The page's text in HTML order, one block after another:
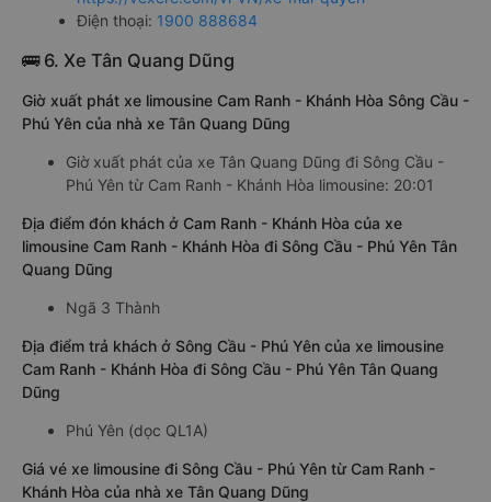
Điện thoại: 1900 888684
🚌 6. Xe Tân Quang Dũng
Giờ xuất phát xe limousine Cam Ranh - Khánh Hòa Sông Cầu -
Phú Yên của nhà xe Tân Quang Dũng
Giờ xuất phát của xe Tân Quang Dũng đi Sông Cầu -
Phú Yên từ Cam Ranh - Khánh Hòa limousine: 20:01
Địa điểm đón khách ở Cam Ranh - Khánh Hòa của xe
limousine Cam Ranh - Khánh Hòa đi Sông Cầu - Phú Yên Tân
Quang Dũng
Ngã 3 Thành
Địa điểm trả khách ở Sông Cầu - Phú Yên của xe limousine
Cam Ranh - Khánh Hòa đi Sông Cầu - Phú Yên Tân Quang
Dũng
Phú Yên (dọc QL1A)
Giá vé xe limousine đi Sông Cầu - Phú Yên từ Cam Ranh -
Khánh Hòa của nhà xe Tân Quang Dũng